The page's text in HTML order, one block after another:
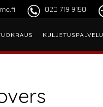
020 719 9150
KULJETUSPALVELU